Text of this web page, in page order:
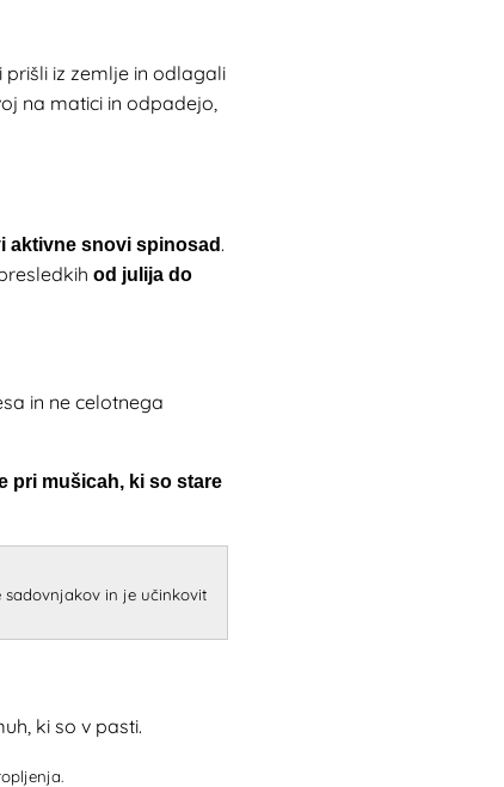
iz zemlje in odlagali
na matici in odpadejo,
aktivne snovi spinosad .
od julija do
in ne celotnega
pri mušicah, ki so stare
sadovnjakov in je učinkovit
ki so v pasti.